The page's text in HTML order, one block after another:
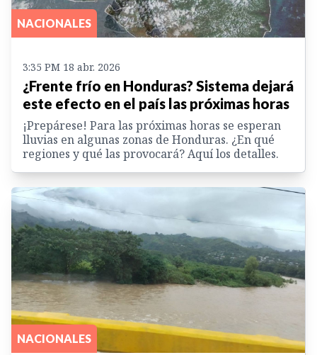
NACIONALES
3:35 PM 18 abr. 2026
¿Frente frío en Honduras? Sistema dejará
este efecto en el país las próximas horas
¡Prepárese! Para las próximas horas se esperan
lluvias en algunas zonas de Honduras. ¿En qué
regiones y qué las provocará? Aquí los detalles.
NACIONALES